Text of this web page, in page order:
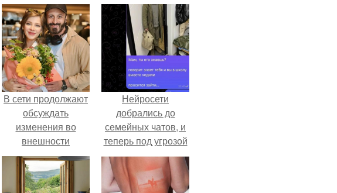
В сети продолжают
обсуждать
изменения во
внешности
актрисы.
Нейросети
добрались до
семейных чатов, и
теперь под угрозой
мамины нервы.